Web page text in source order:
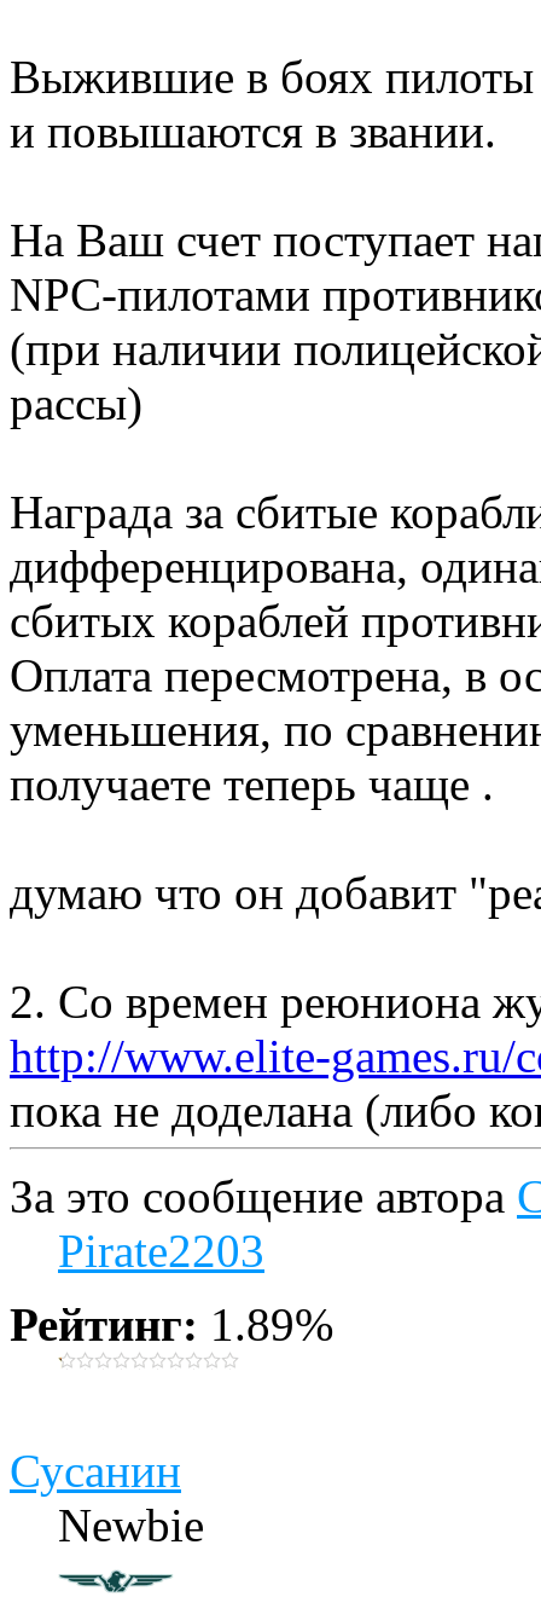
Выжившие в боях
и повышаются в звании.
На Ваш счет поступает
NPC-пилотами
(при наличии
рассы)
Награда за сбитые
дифференцирована,
сбитых кораблей
Оплата пересмотрена, в
уменьшения, по
получаете теперь чаще .
думаю что он добавит
2. Со времен реюниона
http://www.elite-games.ru/
пока не доделана (либо
За это сообщение автора
Pirate2203
Рейтинг: 1.89%
Сусанин
Newbie